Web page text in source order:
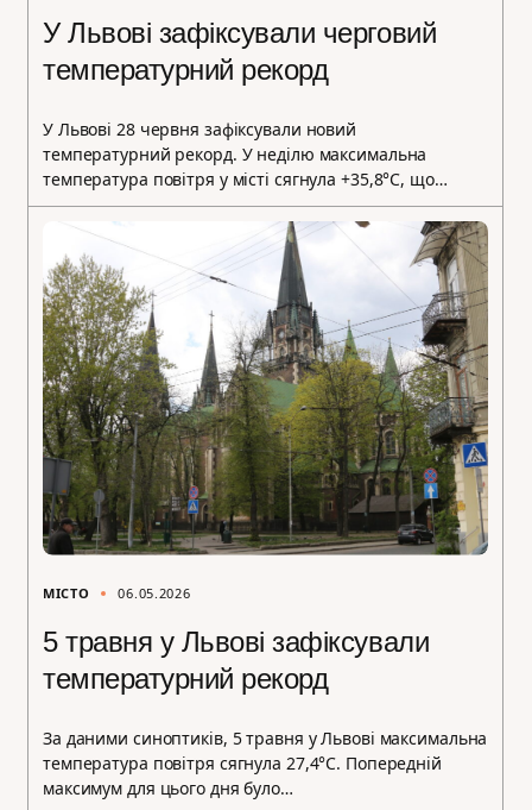
У Львові зафіксували черговий
температурний рекорд
У Львові 28 червня зафіксували новий
температурний рекорд. У неділю максимальна
температура повітря у місті сягнула +35,8°C, що…
МІСТО 06.05.2026
5 травня у Львові зафіксували
температурний рекорд
За даними синоптиків, 5 травня у Львові максимальна
температура повітря сягнула 27,4°С. Попередній
максимум для цього дня було…